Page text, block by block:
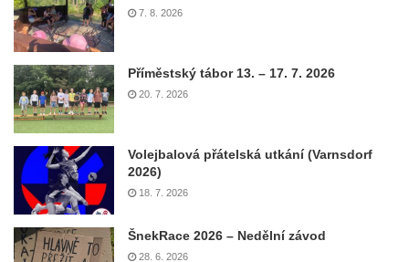
7. 8. 2026
Příměstský tábor 13. – 17. 7. 2026
20. 7. 2026
Volejbalová přátelská utkání (Varnsdorf
2026)
18. 7. 2026
ŠnekRace 2026 – Nedělní závod
28. 6. 2026